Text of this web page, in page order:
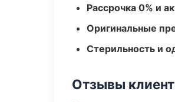
Рассрочка 0% и
Оригинальные
Стерильность и
Отзывы